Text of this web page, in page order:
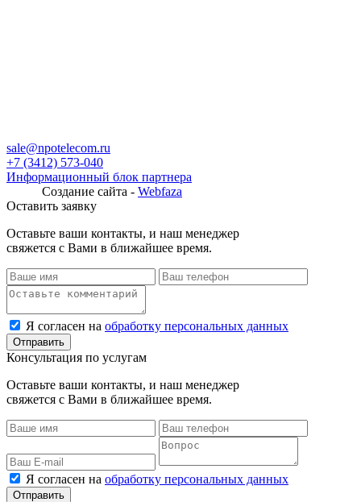
sale@npotelecom.ru
+7 (3412) 573-040
Информационный блок партнера
Создание сайта - Webfaza
Оставить заявку
Оставьте ваши контакты, и наш менеджер
свяжется с Вами в ближайшее время.
Я согласен на обработку персональных данных
Консультация по услугам
Оставьте ваши контакты, и наш менеджер
свяжется с Вами в ближайшее время.
Я согласен на обработку персональных данных